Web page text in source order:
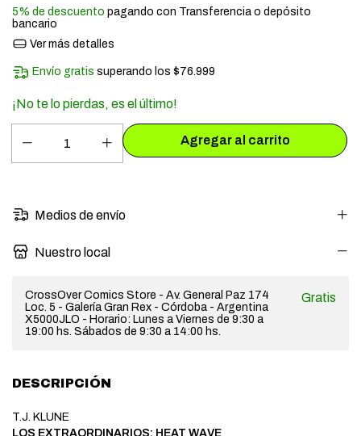
5% de descuento pagando con Transferencia o depósito
bancario
Ver más detalles
Envío gratis superando los$76.999
¡No te lo pierdas, es el último!
Medios de envío
Nuestro local
CrossOver Comics Store - Av. General Paz 174
Loc. 5 - Galería Gran Rex - Córdoba - Argentina
X5000JLO - Horario: Lunes a Viernes de 9:30 a
19:00 hs. Sábados de 9:30 a 14:00 hs.
Gratis
DESCRIPCIÓN
T.J. KLUNE
LOS EXTRAORDINARIOS: HEAT WAVE